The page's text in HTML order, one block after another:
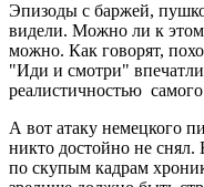
Эпизоды с баржей,
видели. Можно ли к
можно. Как говорят,
"Иди и смотри"
реалистичностью
А вот атаку немецкого
никто достойно не
по скупым кадрам